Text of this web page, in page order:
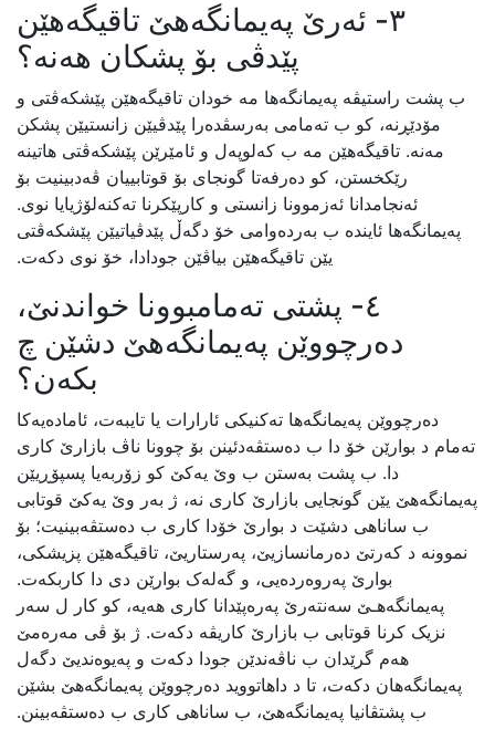
٣- ئەرێ پەیمانگەهێ تاقیگەهێن
پێدڤی بۆ پشکان هەنە؟
ب پشت راستیڤە پەیمانگەها مە خودان تاقیگەهێن پێشکەڤتی و
مۆدێڕنە، کو ب تەمامی بەرسڤدەرا پێدڤیێن زانستیێن پشکن
مەنە. تاقیگەهێن مە ب کەلوپەل و ئامێرێن پێشکەڤتی هاتینە
رێکخستن، کو دەرفەتا گونجای بۆ قوتابییان ڤەدبینیت بۆ
ئەنجامدانا ئەزموونا زانستی و کارپێکرنا تەکنەلۆژیایا نوی.
پەیمانگەها ئایندە ب بەردەوامى خۆ دگەڵ پێدڤیاتیێن پێشکەڤتی
یێن تاقیگەهێن بیاڤێن جودادا، خۆ نوی دکەت.
٤- پشتی تەمامبوونا خواندنێ،
دەرچووێن پەیمانگەهێ دشێن چ
بکەن؟
دەرچووێن پەیمانگەها تەکنیکی ئارارات یا تایبەت، ئامادەیەکا
تەمام د بوارێن خۆ دا ب دەستڤەدئینن بۆ چوونا ناڤ بازارێ کاری
دا. ب پشت بەستن ب وێ یەکێ کو زۆربەیا پسپۆڕیێن
پەیمانگەهێ یێن گونجایی بازارێ کاری نە، ژ بەر وێ یەکێ قوتابی
ب ساناهی دشێت د بوارێ خۆدا کاری ب دەستڤەبینیت؛ بۆ
نموونە د کەرتێ دەرمانسازیێ، پەرستاریێ، تاقیگەهێن پزیشکی،
بوارێ پەروەردەیی، و گەلەک بوارێن دی دا کاربکەت.
پەیمانگەهـێ سەنتەرێ پەرەپێدانا کاری هەیە، کو کار ل سەر
نزیک کرنا قوتابی ب بازارێ کاریڤە دکەت. ژ بۆ ڤی مەرەمێ
هەم گرێدان ب ناڤەندێن جودا دکەت و پەیوەندیێ دگەل
پەیمانگەهان دکەت، تا د داهاتووید دەرچووێن پەیمانگەهێ بشێن
ب پشتڤانیا پەیمانگەهێ، ب ساناهی کاری ب دەستڤەبینن.